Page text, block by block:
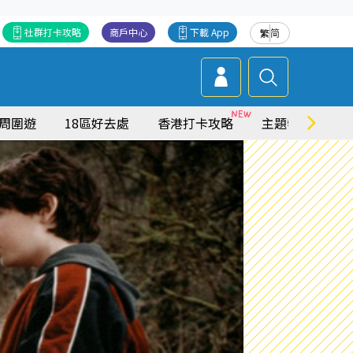
繁简
下載 App
商戶中心
社群打卡攻略
圍遊 18區好去處 香港打卡攻略 主題特集